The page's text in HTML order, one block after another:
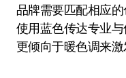
品牌需要匹配相应
使用蓝色传达专业
更倾向于暖色调来激